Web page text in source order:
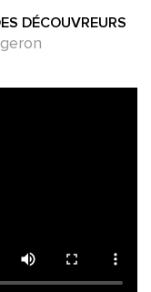
DÉCOUVREURS